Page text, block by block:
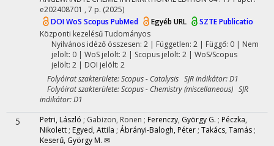
e202408701 , 7 p. (2025)
DOIWoS Scopus PubMed Egyéb URL
SZTE Publicatio
Központi kezelésűTudományos
Nyilvános idéző összesen: 2| Független: 2 | Függő: 0 | Nem
jelölt: 0 | WoS jelölt: 2 | Scopus jelölt: 2 | WoS/Scopus
jelölt: 2 | DOI jelölt: 2
Folyóirat szakterülete: Scopus - Catalysis SJR indikátor: D1
Folyóirat szakterülete: Scopus - Chemistry (miscellaneous) SJR
indikátor: D1
5 Petri, László ; Gabizon, Ronen ; Ferenczy, György G. ; Péczka,
Nikolett ; Egyed, Attila ; Ábrányi-Balogh, Péter ; Takács, Tamás ;
Keserű, György M. ✉